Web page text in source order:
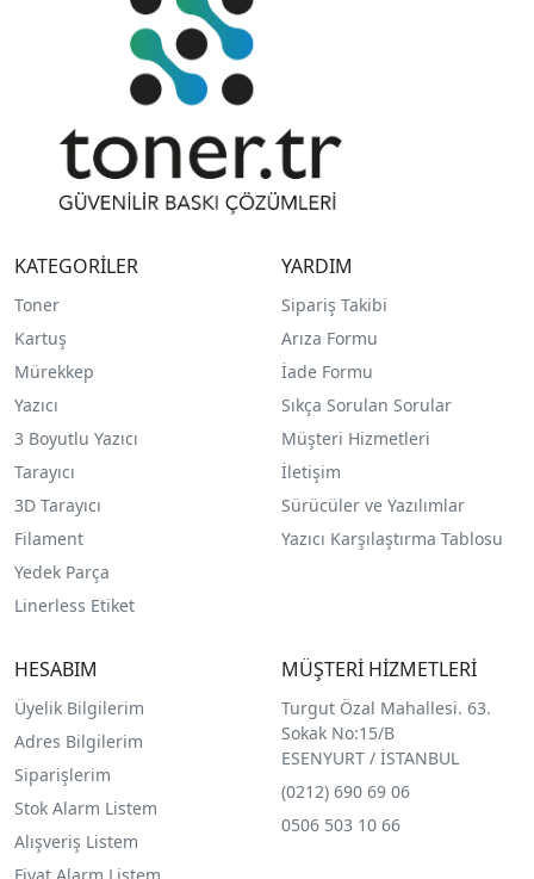
KATEGORİLER
Toner
Kartuş
Mürekkep
Yazıcı
3 Boyutlu Yazıcı
Tarayıcı
3D Tarayıcı
Filament
Yedek Parça
Linerless Etiket
YARDIM
Sipariş Takibi
Arıza Formu
İade Formu
Sıkça Sorulan Sorular
Müşteri Hizmetleri
İletişim
Sürücüler ve Yazılımlar
Yazıcı Karşılaştırma Tablosu
HESABIM
Üyelik Bilgilerim
Adres Bilgilerim
Siparişlerim
Stok Alarm Listem
Alışveriş Listem
MÜŞTERİ HİZMETLERİ
Turgut Özal Mahallesi. 63.
Sokak No:15/B
ESENYURT / İSTANBUL
(0212) 690 69 06
0506 503 10 66